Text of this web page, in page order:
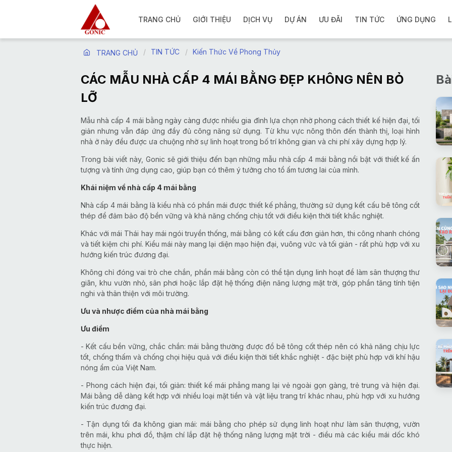
TRANG CHỦ GIỚI THIỆU DỊCH VỤ DỰ ÁN ƯU ĐÃI TIN TỨC ỨNG DỤNG
TRANG CHỦ TIN TỨC Kiến Thức Về Phong Thủy
CÁC MẪU NHÀ CẤP 4 MÁI BẰNG ĐẸP KHÔNG NÊN BỎ
LỠ
Mẫu nhà cấp 4 mái bằng ngày càng được nhiều gia đình lựa chọn nhờ phong cách thiết kế hiện đại, tối
giản nhưng vẫn đáp ứng đầy đủ công năng sử dụng. Từ khu vực nông thôn đến thành thị, loại hình
nhà ở này đều được ưa chuộng nhờ sự linh hoạt trong bố trí không gian và chi phí xây dựng hợp lý.
Trong bài viết này, Gonic sẽ giới thiệu đến bạn những mẫu nhà cấp 4 mái bằng nổi bật với thiết kế ấn
tượng và tính ứng dụng cao, giúp bạn có thêm ý tưởng cho tổ ấm tương lai của mình.
Khái niệm về nhà cấp 4 mái bằng
Nhà cấp 4 mái bằng là kiểu nhà có phần mái được thiết kế phẳng, thường sử dụng kết cấu bê tông cốt
thép để đảm bảo độ bền vững và khả năng chống chịu tốt với điều kiện thời tiết khắc nghiệt.
Khác với mái Thái hay mái ngói truyền thống, mái bằng có kết cấu đơn giản hơn, thi công nhanh chóng
và tiết kiệm chi phí. Kiểu mái này mang lại diện mạo hiện đại, vuông vức và tối giản - rất phù hợp với xu
hướng kiến trúc đương đại.
Không chỉ đóng vai trò che chắn, phần mái bằng còn có thể tận dụng linh hoạt để làm sân thượng thư
giãn, khu vườn nhỏ, sân phơi hoặc lắp đặt hệ thống điện năng lượng mặt trời, góp phần tăng tính tiện
nghi và thân thiện với môi trường.
Ưu và nhược điểm của nhà mái bằng
Ưu điểm
- Kết cấu bền vững, chắc chắn: mái bằng thường được đổ bê tông cốt thép nên có khả năng chịu lực
tốt, chống thấm và chống chọi hiệu quả với điều kiện thời tiết khắc nghiệt - đặc biệt phù hợp với khí hậu
nóng ẩm của Việt Nam.
- Phong cách hiện đại, tối giản: thiết kế mái phẳng mang lại vẻ ngoài gọn gàng, trẻ trung và hiện đại.
Mái bằng dễ dàng kết hợp với nhiều loại mặt tiền và vật liệu trang trí khác nhau, phù hợp với xu hướng
kiến trúc đương đại.
- Tận dụng tối đa không gian mái: mái bằng cho phép sử dụng linh hoạt như làm sân thượng, vườn
trên mái, khu phơi đồ, thậm chí lắp đặt hệ thống năng lượng mặt trời - điều mà các kiểu mái dốc khó
thực hiện.